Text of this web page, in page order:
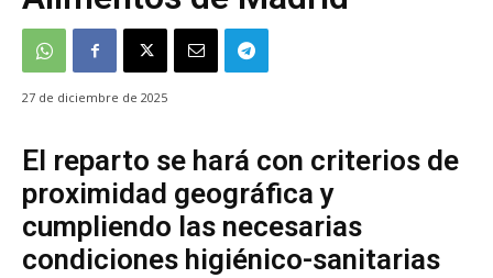
27 de diciembre de 2025
El reparto se hará con criterios de
proximidad geográfica y
cumpliendo las necesarias
condiciones higiénico-sanitarias